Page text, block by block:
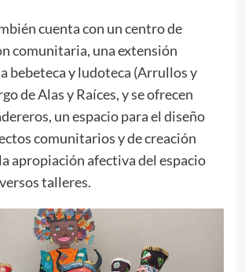
cuenta con un centro de
comunitaria, una extensión
bebeteca y ludoteca (Arrullos y
de Alas y Raíces, y se ofrecen
un espacio para el diseño
comunitarios y de creación
apropiación afectiva del espacio
talleres.